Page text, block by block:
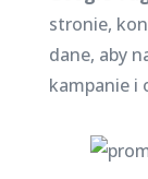
stronie,
dane, aby
kampanie i